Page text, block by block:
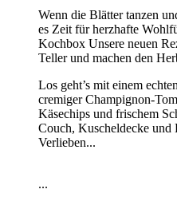
Wenn die Blätter tanzen
es Zeit für herzhafte
Kochbox Unsere neuen
Teller und machen den
Los geht’s mit einem
cremiger Champignon-
Käsechips und frischem
Couch, Kuscheldecke und
Verlieben...
...